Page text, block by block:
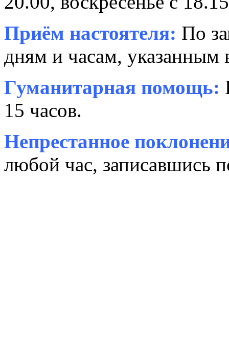
Приём настоятеля: По
дням и часам, указанным
Гуманитарная помощь:
15 часов.
Непрестанное
любой час, записавшись